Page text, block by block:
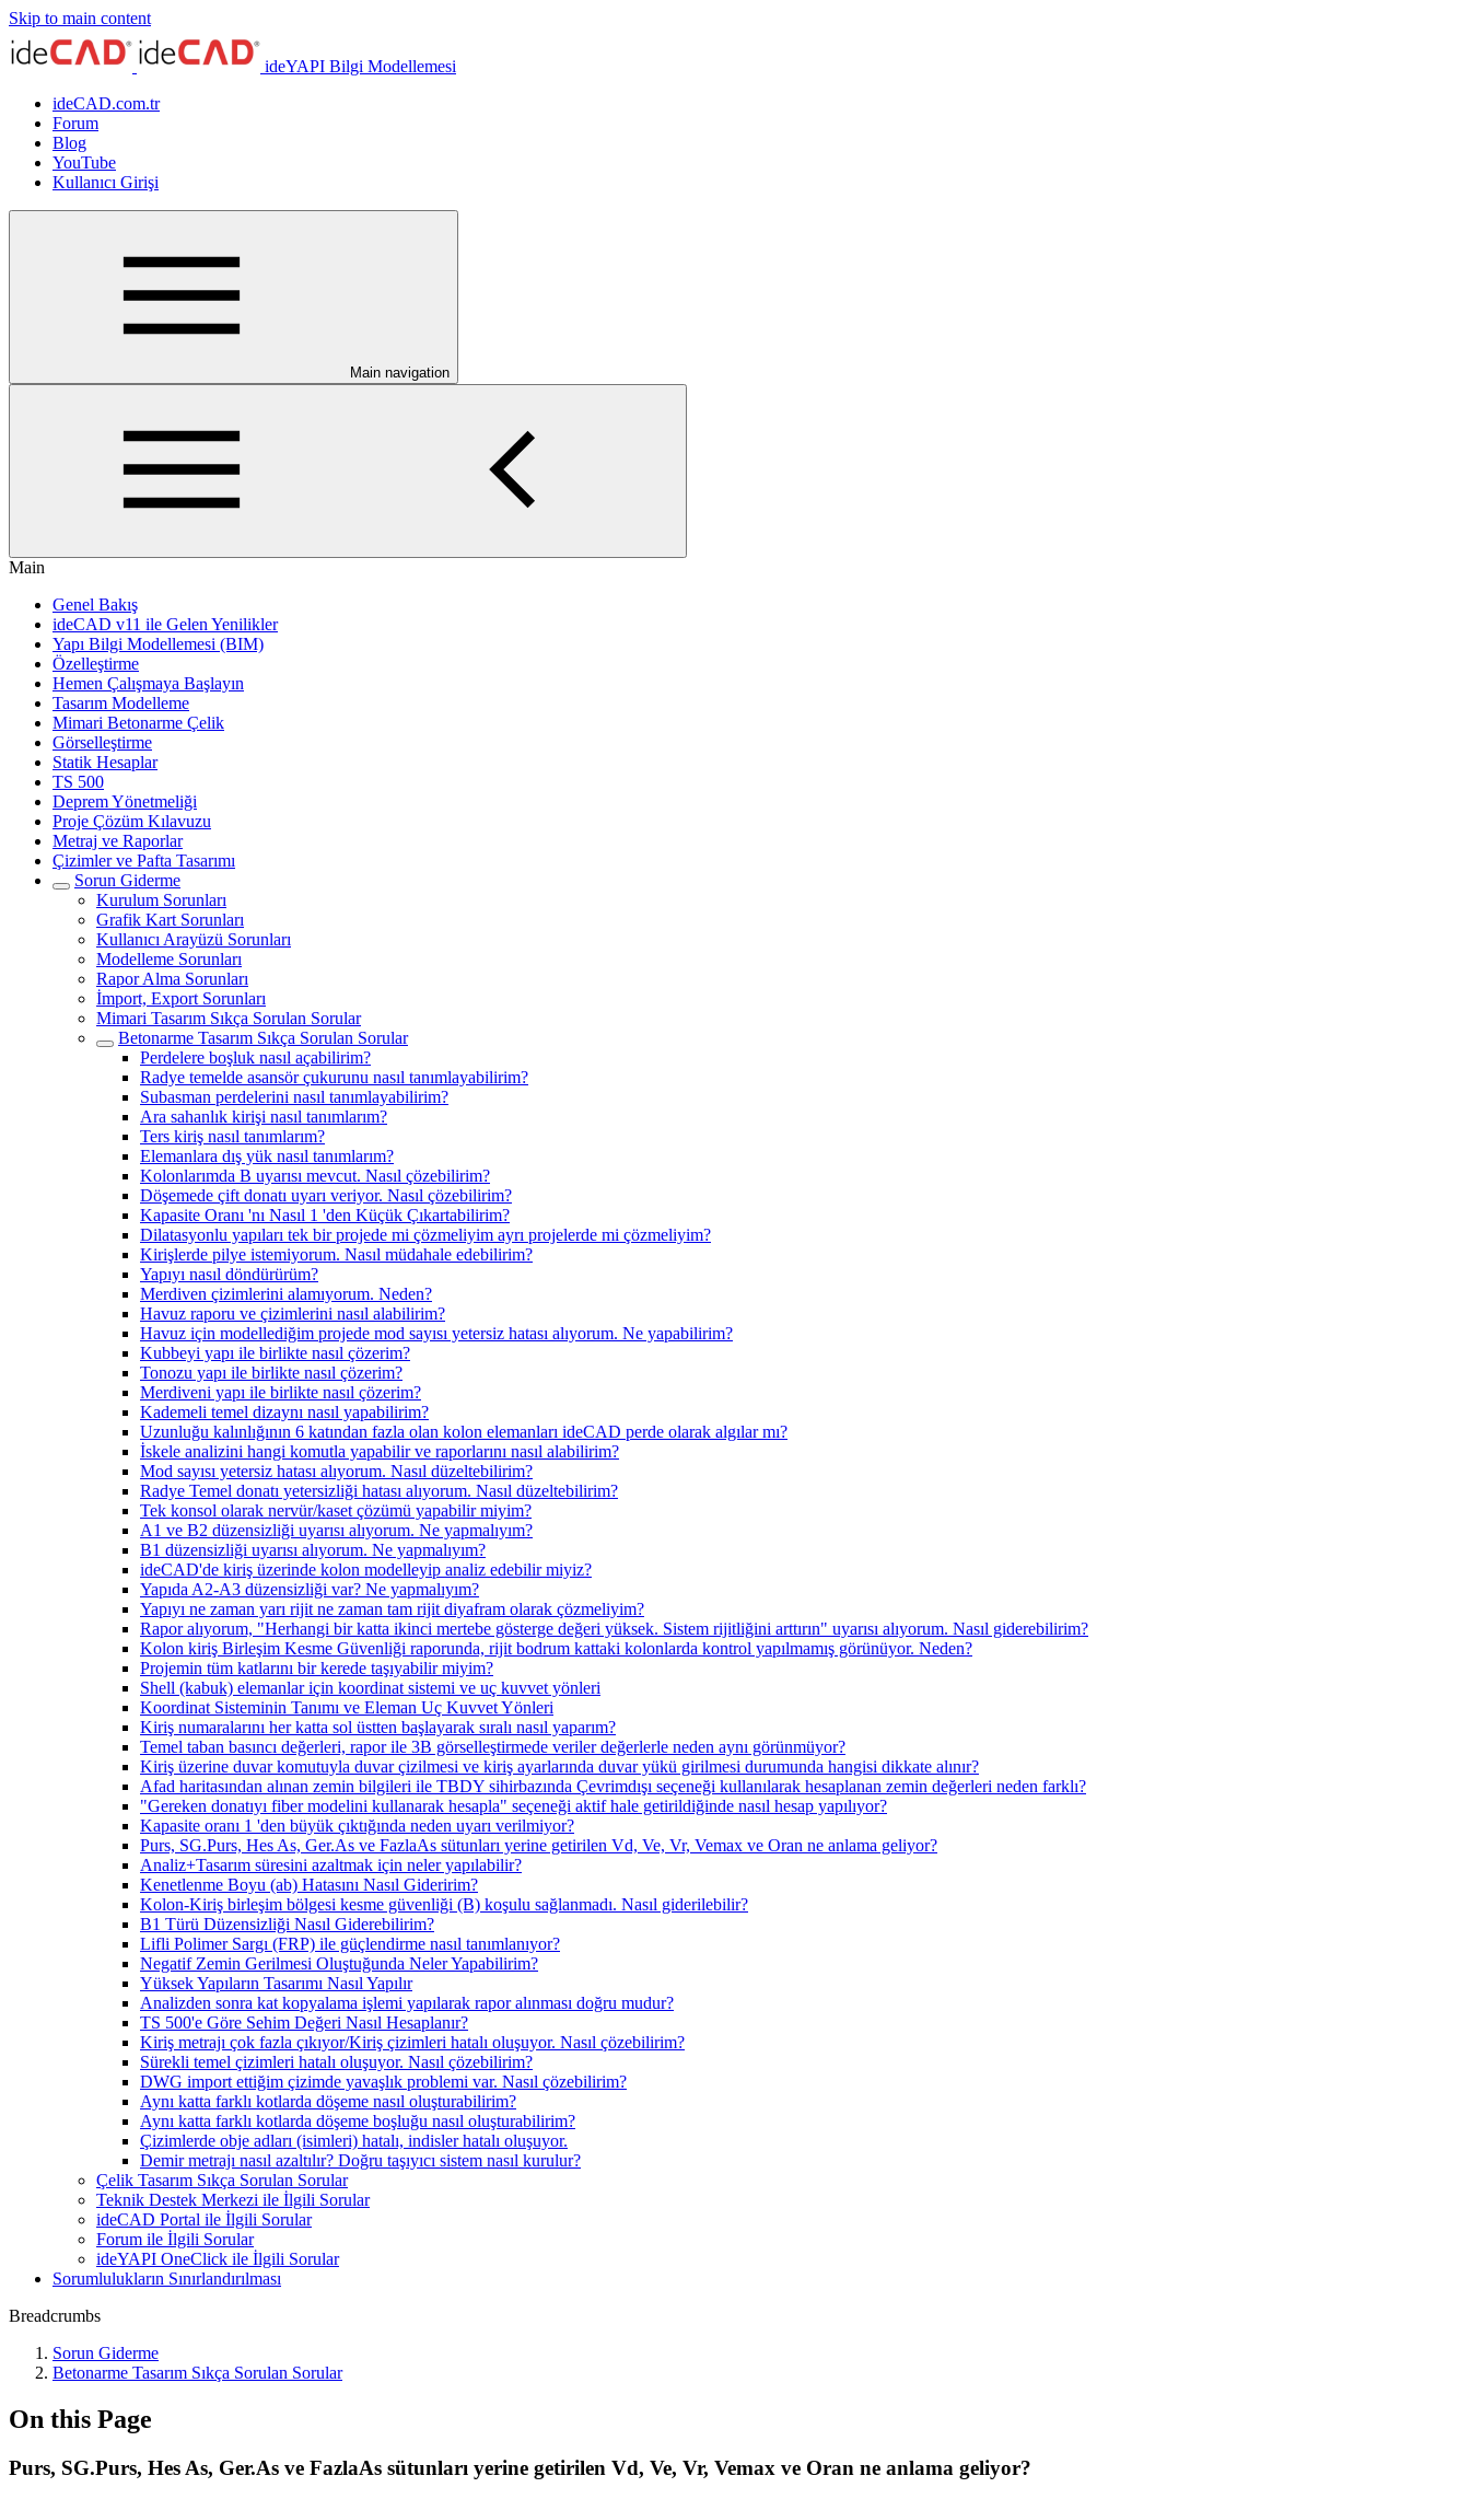
Skip to main content
ideYAPI Bilgi Modellemesi
ideCAD.com.tr
Forum
Blog
YouTube
Kullanıcı Girişi
Main navigation
Main
Genel Bakış
ideCAD v11 ile Gelen Yenilikler
Yapı Bilgi Modellemesi (BIM)
Özelleştirme
Hemen Çalışmaya Başlayın
Tasarım Modelleme
Mimari Betonarme Çelik
Görselleştirme
Statik Hesaplar
TS 500
Deprem Yönetmeliği
Proje Çözüm Kılavuzu
Metraj ve Raporlar
Çizimler ve Pafta Tasarımı
Sorun Giderme
Kurulum Sorunları
Grafik Kart Sorunları
Kullanıcı Arayüzü Sorunları
Modelleme Sorunları
Rapor Alma Sorunları
İmport, Export Sorunları
Mimari Tasarım Sıkça Sorulan Sorular
Betonarme Tasarım Sıkça Sorulan Sorular
Perdelere boşluk nasıl açabilirim?
Radye temelde asansör çukurunu nasıl tanımlayabilirim?
Subasman perdelerini nasıl tanımlayabilirim?
Ara sahanlık kirişi nasıl tanımlarım?
Ters kiriş nasıl tanımlarım?
Elemanlara dış yük nasıl tanımlarım?
Kolonlarımda B uyarısı mevcut. Nasıl çözebilirim?
Döşemede çift donatı uyarı veriyor. Nasıl çözebilirim?
Kapasite Oranı 'nı Nasıl 1 'den Küçük Çıkartabilirim?
Dilatasyonlu yapıları tek bir projede mi çözmeliyim ayrı projelerde mi çözmeliyim?
Kirişlerde pilye istemiyorum. Nasıl müdahale edebilirim?
Yapıyı nasıl döndürürüm?
Merdiven çizimlerini alamıyorum. Neden?
Havuz raporu ve çizimlerini nasıl alabilirim?
Havuz için modellediğim projede mod sayısı yetersiz hatası alıyorum. Ne yapabilirim?
Kubbeyi yapı ile birlikte nasıl çözerim?
Tonozu yapı ile birlikte nasıl çözerim?
Merdiveni yapı ile birlikte nasıl çözerim?
Kademeli temel dizaynı nasıl yapabilirim?
Uzunluğu kalınlığının 6 katından fazla olan kolon elemanları ideCAD perde olarak algılar mı?
İskele analizini hangi komutla yapabilir ve raporlarını nasıl alabilirim?
Mod sayısı yetersiz hatası alıyorum. Nasıl düzeltebilirim?
Radye Temel donatı yetersizliği hatası alıyorum. Nasıl düzeltebilirim?
Tek konsol olarak nervür/kaset çözümü yapabilir miyim?
A1 ve B2 düzensizliği uyarısı alıyorum. Ne yapmalıyım?
B1 düzensizliği uyarısı alıyorum. Ne yapmalıyım?
ideCAD'de kiriş üzerinde kolon modelleyip analiz edebilir miyiz?
Yapıda A2-A3 düzensizliği var? Ne yapmalıyım?
Yapıyı ne zaman yarı rijit ne zaman tam rijit diyafram olarak çözmeliyim?
Rapor alıyorum, "Herhangi bir katta ikinci mertebe gösterge değeri yüksek. Sistem rijitliğini arttırın" uyarısı alıyorum. Nasıl giderebilirim?
Kolon kiriş Birleşim Kesme Güvenliği raporunda, rijit bodrum kattaki kolonlarda kontrol yapılmamış görünüyor. Neden?
Projemin tüm katlarını bir kerede taşıyabilir miyim?
Shell (kabuk) elemanlar için koordinat sistemi ve uç kuvvet yönleri
Koordinat Sisteminin Tanımı ve Eleman Uç Kuvvet Yönleri
Kiriş numaralarını her katta sol üstten başlayarak sıralı nasıl yaparım?
Temel taban basıncı değerleri, rapor ile 3B görselleştirmede veriler değerlerle neden aynı görünmüyor?
Kiriş üzerine duvar komutuyla duvar çizilmesi ve kiriş ayarlarında duvar yükü girilmesi durumunda hangisi dikkate alınır?
Afad haritasından alınan zemin bilgileri ile TBDY sihirbazında Çevrimdışı seçeneği kullanılarak hesaplanan zemin değerleri neden farklı?
"Gereken donatıyı fiber modelini kullanarak hesapla" seçeneği aktif hale getirildiğinde nasıl hesap yapılıyor?
Kapasite oranı 1 'den büyük çıktığında neden uyarı verilmiyor?
Purs, SG.Purs, Hes As, Ger.As ve FazlaAs sütunları yerine getirilen Vd, Ve, Vr, Vemax ve Oran ne anlama geliyor?
Analiz+Tasarım süresini azaltmak için neler yapılabilir?
Kenetlenme Boyu (ab) Hatasını Nasıl Gideririm?
Kolon-Kiriş birleşim bölgesi kesme güvenliği (B) koşulu sağlanmadı. Nasıl giderilebilir?
B1 Türü Düzensizliği Nasıl Giderebilirim?
Lifli Polimer Sargı (FRP) ile güçlendirme nasıl tanımlanıyor?
Negatif Zemin Gerilmesi Oluştuğunda Neler Yapabilirim?
Yüksek Yapıların Tasarımı Nasıl Yapılır
Analizden sonra kat kopyalama işlemi yapılarak rapor alınması doğru mudur?
TS 500'e Göre Sehim Değeri Nasıl Hesaplanır?
Kiriş metrajı çok fazla çıkıyor/Kiriş çizimleri hatalı oluşuyor. Nasıl çözebilirim?
Sürekli temel çizimleri hatalı oluşuyor. Nasıl çözebilirim?
DWG import ettiğim çizimde yavaşlık problemi var. Nasıl çözebilirim?
Aynı katta farklı kotlarda döşeme nasıl oluşturabilirim?
Aynı katta farklı kotlarda döşeme boşluğu nasıl oluşturabilirim?
Çizimlerde obje adları (isimleri) hatalı, indisler hatalı oluşuyor.
Demir metrajı nasıl azaltılır? Doğru taşıyıcı sistem nasıl kurulur?
Çelik Tasarım Sıkça Sorulan Sorular
Teknik Destek Merkezi ile İlgili Sorular
ideCAD Portal ile İlgili Sorular
Forum ile İlgili Sorular
ideYAPI OneClick ile İlgili Sorular
Sorumlulukların Sınırlandırılması
Breadcrumbs
Sorun Giderme
Betonarme Tasarım Sıkça Sorulan Sorular
On this Page
Purs, SG.Purs, Hes As, Ger.As ve FazlaAs sütunları yerine getirilen Vd, Ve, Vr, Vemax ve Oran ne anlama geliyor?